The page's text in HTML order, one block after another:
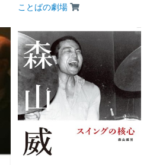
ことばの劇場